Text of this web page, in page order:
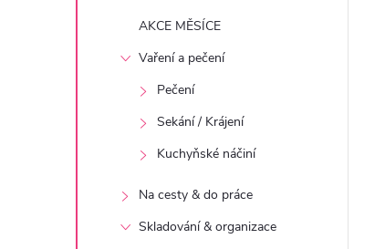
AKCE MĚSÍCE
Vaření a pečení
Pečení
Sekání / Krájení
Kuchyňské náčiní
Na cesty & do práce
Skladování & organizace